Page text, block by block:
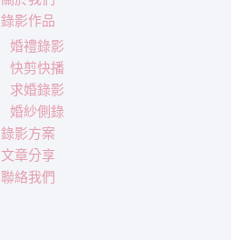
錄影作品
婚禮錄影
快剪快播
求婚錄影
婚紗側錄
錄影方案
文章分享
聯絡我們